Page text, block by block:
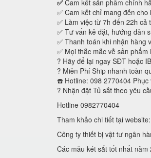
✅ Cam kết sản phẩm chính
✅ Cam kết chỉ mang đến
✅ Làm việc từ 7h đến 22h cả
✅ Tư vấn kê đặt, hướng dẫn
✅ Thanh toán khi nhận hàng
✅ Mọi thắc mắc về sản
? Hãy để lại ngay SĐT hoặc
? Miễn Phí Ship nhanh toàn
☎️ Hotline: 098 2770404 Phục
? Nhận đặt Tủ sắt theo yêu
Hotline 0982770404
Tham khảo chi tiết tại website:
Công ty thiết bị vật tư ngân
Các mẫu két sắt tốt nhất năm